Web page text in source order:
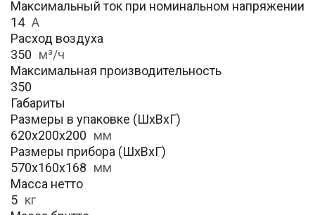
Максимальный ток при номинальном напряжении
14 А
Расход воздуха
350 м³/ч
Максимальная производительность
350
Габариты
Размеры в упаковке (ШхВхГ)
620х200х200 мм
Размеры прибора (ШхВхГ)
570х160х168 мм
Масса нетто
5 кг